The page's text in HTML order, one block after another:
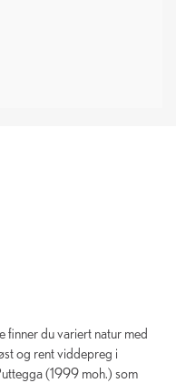
finner du variert natur med
og rent viddepreg i
(1999 moh.) som